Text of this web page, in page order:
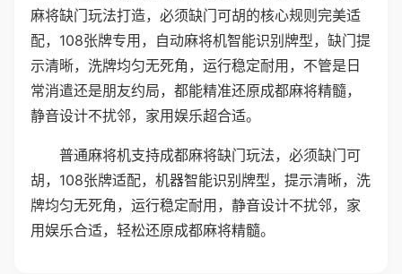
麻将缺门玩法打造，必须缺门可胡的核心规则完美适
配，108张牌专用，自动麻将机智能识别牌型，缺门提
示清晰，洗牌均匀无死角，运行稳定耐用，不管是日
常消遣还是朋友约局，都能精准还原成都麻将精髓，
静音设计不扰邻，家用娱乐超合适。
普通麻将机支持成都麻将缺门玩法，必须缺门可
胡，108张牌适配，机器智能识别牌型，提示清晰，洗
牌均匀无死角，运行稳定耐用，静音设计不扰邻，家
用娱乐合适，轻松还原成都麻将精髓。